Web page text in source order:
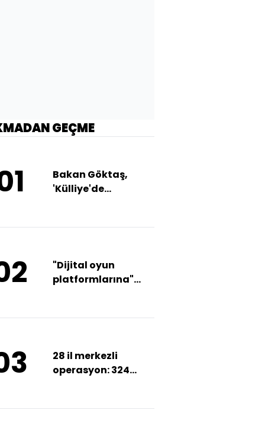
GEÇME
Bakan Göktaş,
'Külliye'de
"Dijital oyun
platformlarına"
28 il merkezli
operasyon: 324